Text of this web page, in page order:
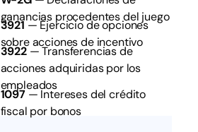
ganancias procedentes del juego
3921— Ejercicio de opciones
sobre acciones de incentivo
3922— Transferencias de
acciones adquiridas por los
empleados
1097— Intereses del crédito
fiscal por bonos